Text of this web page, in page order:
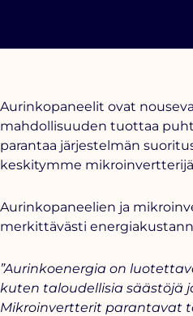
Aurinkopaneelit ovat
mahdollisuuden tuottaa
parantaa järjestelmän
keskitymme
Aurinkopaneelien ja
merkittävästi
”Aurinkoenergia on
kuten taloudellisia säästöjä
Mikroinvertterit parantavat